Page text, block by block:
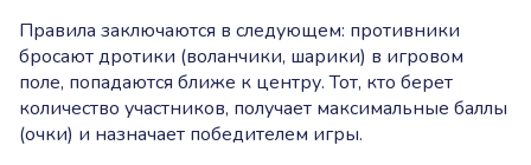
Правила заключаются в следующем: противники
бросают дротики (воланчики, шарики) в игровом
поле, попадаются ближе к центру. Тот, кто берет
количество участников, получает максимальные баллы
(очки) и назначает победителем игры.